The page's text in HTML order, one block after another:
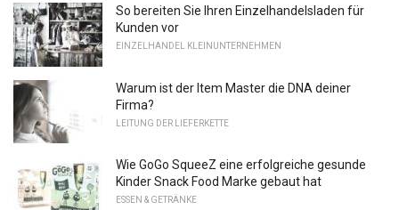
So bereiten Sie Ihren Einzelhandelsladen für
Kunden vor
EINZELHANDEL KLEINUNTERNEHMEN
Warum ist der Item Master die DNA deiner
Firma?
LEITUNG DER LIEFERKETTE
Wie GoGo SqueeZ eine erfolgreiche gesunde
Kinder Snack Food Marke gebaut hat
ESSEN & GETRÄNKE